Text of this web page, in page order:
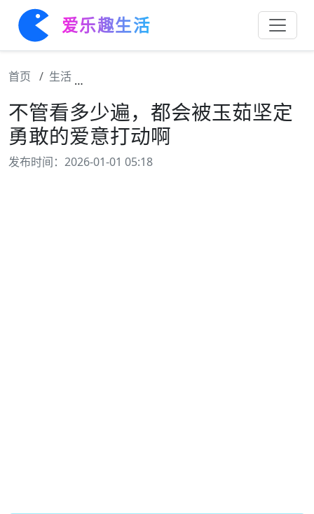
爱乐趣生活
首页 生活
不管看多少遍，都会被玉茹坚定
勇敢的爱意打动啊
发布时间：2026-01-01 05:18